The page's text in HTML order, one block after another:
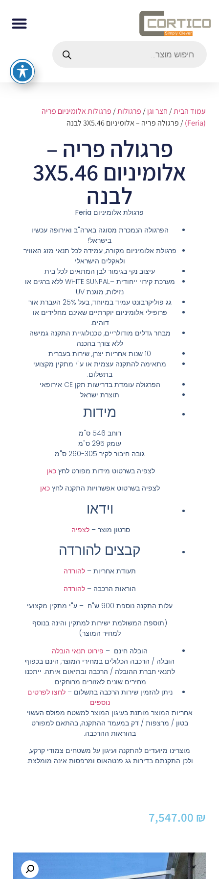
עמוד הבית/חצר וגן/פרגולות/פרגולות אלומיניום פריה
(Feria)
/ פרגולה פריה – אלומיניום 3X5.46 לבנה
פרגולה פריה –
אלומיניום 3X5.46
לבנה
פרגולת אלומיניום Feria
הפרגולה הנמכרת מסוגה בארה"ב ואירופה עכשיו
בישראל!
פרגולת אלומיניום מקורה, עמידה לכל תנאי מזג האוויר
ולאקלים הישראלי
עיצוב נקי בגימור לבן המתאים לכל בית
מערכת קירוי ייחודית –WHITE SUNPAL ללא ברגים או
נזילות, מוגנת UV
גג פוליקרבונט עמיד במיוחד, בעל 25% העברת אור
פרופילי אלומיניום יוקרתיים שאינם מחלידים או
דוהים.
מבחר גדלים מודולריים, טכנולוגיית התקנה גמישה
ללא צורך בהכנה
10 שנות אחריות יצרן, שירות בעברית
מתאימה להתקנה עצמית או ע"י מתקין מקצועי
בתשלום.
הפרגולה עומדת בדרישות תקן CE אירופאי
תוצרת ישראל
מידות
רוחב 546 ס"מ
עומק 295 ס"מ
גובה חיבור לקיר 260-305 ס"מ
לצפיה בשרטוט מידות מפורט לחץ כאן
לצפיה בשרטוט אפשרויות התקנה לחץכאן
וידאו
סרטון מוצר – לצפיה
קבצים להורדה
תעודת אחריות – להורדה
הוראות הרכבה – להורדה
עלות התקנה נוספת 900 ש"ח – ע"י מתקין מקצועי
(תוספת המשולמת ישירות למתקין והינה בנוסף
למחיר המוצר)
הובלה חינם – פירוט תנאי הובלה
הובלה / הרכבה הכלולים במחירי המוצר, הינם בכפוף
לתנאי חברת ההובלה / הרכבה ובתיאום איתה. ייתכנו
מחירים שונים לאזורים מרוחקים.
ניתן להזמין שירות הרכבה בתשלום –לחצו לפרטים
נוספים
אחריות המוצר מותנת בעיגון המוצר למשטח מפולס העשוי
בטון / מרצפות / דק במעמד ההתקנה, בהתאם למפורט
בהוראות ההרכבה.
מוצרינו מיועדים להתקנה ועיגון על משטחים צמודי קרקע,
ולכן התקנתם בדירות גג פנטהאוס ומרפסות אינה מומלצת.
7,547.00 ₪